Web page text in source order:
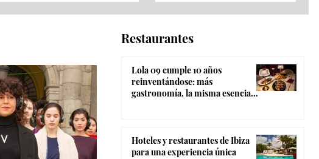
Restaurantes
Lola 09 cumple 10 años
reinventándose: más
gastronomía, la misma esencia
Hoteles y restaurantes de Ibiza
para una experiencia única